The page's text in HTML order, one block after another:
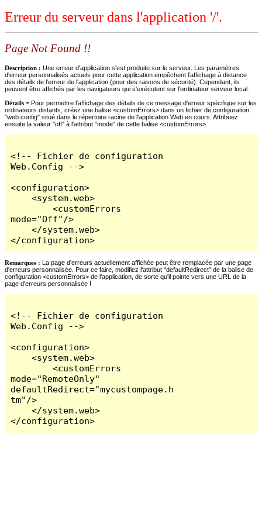
Erreur du serveur dans l'application '/'.
Page Not Found !!
Description : Une erreur d'application s'est produite sur le serveur. Les paramètres
d'erreur personnalisés actuels pour cette application empêchent l'affichage à distance
des détails de l'erreur de l'application (pour des raisons de sécurité). Cependant, ils
peuvent être affichés par les navigateurs qui s'exécutent sur l'ordinateur serveur local.
Détails = Pour permettre l'affichage des détails de ce message d'erreur spécifique sur les
ordinateurs distants, créez une balise <customErrors> dans un fichier de configuration
"web.config" situé dans le répertoire racine de l'application Web en cours. Attribuez
ensuite la valeur "off" à l'attribut "mode" de cette balise <customErrors>.
<!-- Fichier de configuration
Web.Config -->
<configuration>
    <system.web>
        <customErrors
mode="Off"/>
    </system.web>
</configuration>
Remarques : La page d'erreurs actuellement affichée peut être remplacée par une page
d'erreurs personnalisée. Pour ce faire, modifiez l'attribut "defaultRedirect" de la balise de
configuration <customErrors> de l'application, de sorte qu'il pointe vers une URL de la
page d'erreurs personnalisée !
<!-- Fichier de configuration
Web.Config -->
<configuration>
    <system.web>
        <customErrors
mode="RemoteOnly"
defaultRedirect="mycustompage.h
tm"/>
    </system.web>
</configuration>